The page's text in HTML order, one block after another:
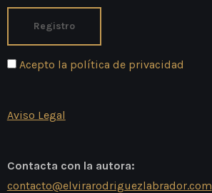
Acepto la política de privacidad
Aviso Legal
Contacta con la autora:
contacto@elvirarodriguezlabrador.com